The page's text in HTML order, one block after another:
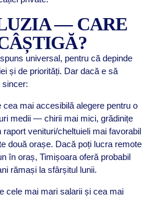
— CARE
universal, pentru că depinde
și de priorități. Dar dacă e să
sincer:
mai accesibilă alegere pentru o
medii — chirii mai mici, grădinițe
raport venituri/cheltuieli mai favorabil
două orașe. Dacă poți lucra remote
în oraș, Timișoara oferă probabil
rămași la sfârșitul lunii.
cele mai mari salarii și cea mai